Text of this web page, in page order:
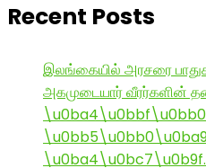
Recent Posts
இலங்கையில் அரசரை
அகமுடையார் வீரர்களின்